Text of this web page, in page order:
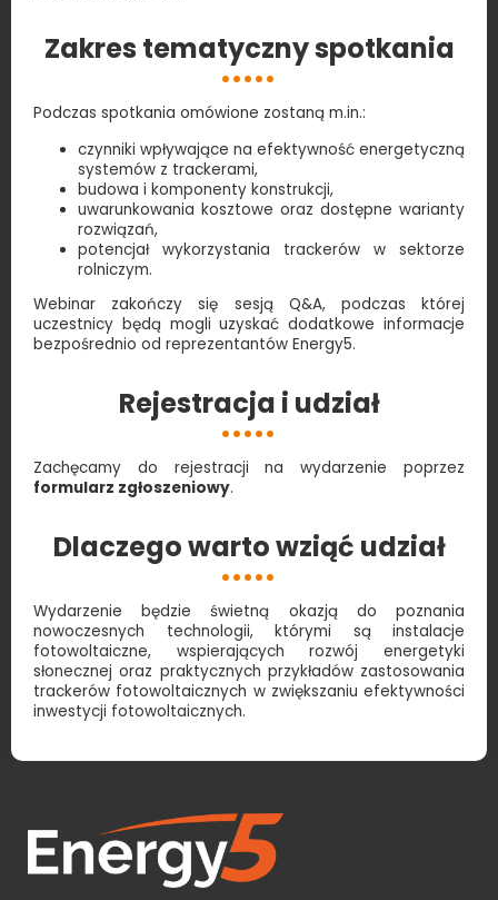
Zakres tematyczny spotkania
Podczas spotkania omówione zostaną m.in.:
czynniki wpływające na efektywność energetyczną
systemów z trackerami,
budowa i komponenty konstrukcji,
uwarunkowania kosztowe oraz dostępne warianty
rozwiązań,
potencjał wykorzystania trackerów w sektorze
rolniczym.
Webinar zakończy się sesją Q&A, podczas której
uczestnicy będą mogli uzyskać dodatkowe informacje
bezpośrednio od reprezentantów Energy5.
Rejestracja i udział
Zachęcamy do rejestracji na wydarzenie poprzez
formularz zgłoszeniowy.
Dlaczego warto wziąć udział
Wydarzenie będzie świetną okazją do poznania
nowoczesnych technologii, którymi są instalacje
fotowoltaiczne, wspierających rozwój energetyki
słonecznej oraz praktycznych przykładów zastosowania
trackerów fotowoltaicznych w zwiększaniu efektywności
inwestycji fotowoltaicznych.